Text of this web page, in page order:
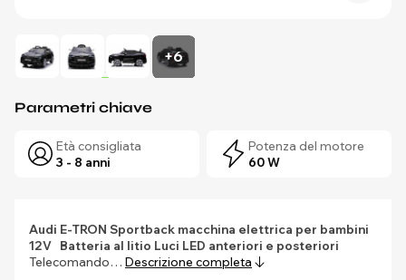
+6
Parametri chiave
Età consigliata
3 - 8 anni
Potenza del motore
60 W
Audi E-TRON Sportback macchina elettrica per bambini
12V
Batteria al litio Luci LED anteriori e posteriori
Telecomando… Descrizione completa